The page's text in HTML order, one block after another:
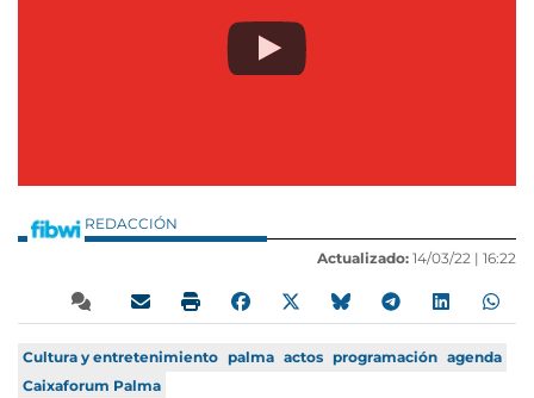
REDACCIÓN
Actualizado: 14/03/22 | 16:22
Cultura y entretenimiento palma actos programación agenda
Caixaforum Palma